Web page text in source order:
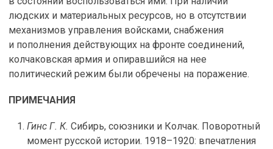
людских и материальных ресурсов, но в отсутствии
механизмов управления войсками, снабжения
и пополнения действующих на фронте соединений,
колчаковская армия и опиравшийся на нее
политический режим были обречены на поражение.
ПРИМЕЧАНИЯ
Гинс Г. К. Сибирь, союзники и Колчак. Поворотный
момент русской истории. 1918–1920: впечатления